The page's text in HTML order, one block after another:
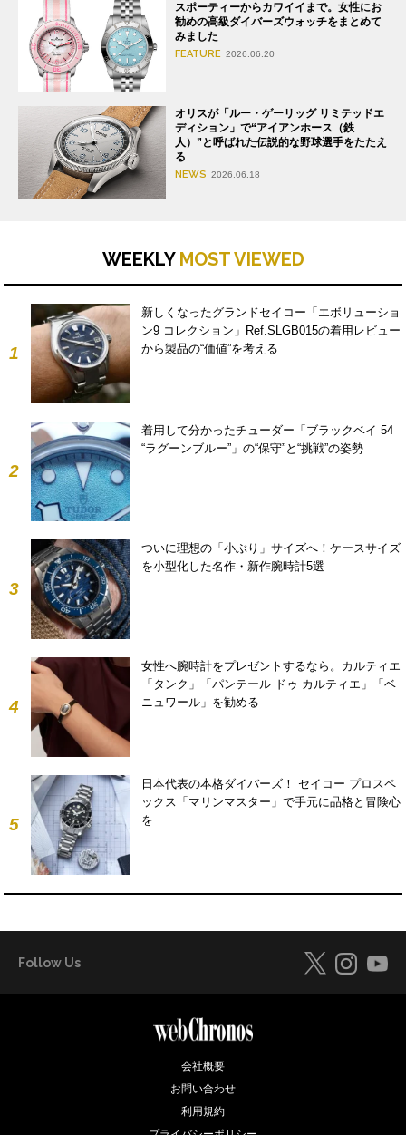
スポーティーからカワイイまで。女性にお
勧めの高級ダイバーズウォッチをまとめて
みました
FEATURE 2026.06.20
オリスが「ルー・ゲーリッグ リミテッドエ
ディション」で“アイアンホース（鉄
人）”と呼ばれた伝説的な野球選手をたたえ
る
NEWS 2026.06.18
WEEKLY MOST VIEWED
1
新しくなったグランドセイコー「エボリューショ
ン9 コレクション」Ref.SLGB015の着用レビュー
から製品の“価値”を考える
2
着用して分かったチューダー「ブラックベイ 54
“ラグーンブルー”」の“保守”と“挑戦”の姿勢
3
ついに理想の「小ぶり」サイズへ！ケースサイズ
を小型化した名作・新作腕時計5選
4
女性へ腕時計をプレゼントするなら。カルティエ
「タンク」「パンテール ドゥ カルティエ」「ベ
ニュワール」を勧める
5
日本代表の本格ダイバーズ！ セイコー プロスペ
ックス「マリンマスター」で手元に品格と冒険心
を
Follow Us
会社概要
お問い合わせ
利用規約